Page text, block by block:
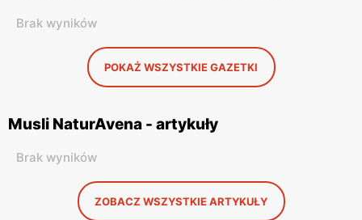
Brak wyników
POKAŻ WSZYSTKIE GAZETKI
Musli NaturAvena - artykuły
Brak wyników
ZOBACZ WSZYSTKIE ARTYKUŁY